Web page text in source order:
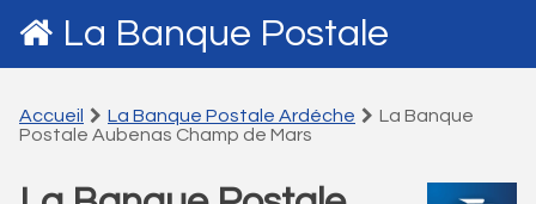
La Banque Postale
Accueil La Banque Postale Ardéche
La Banque
Postale Aubenas Champ de Mars